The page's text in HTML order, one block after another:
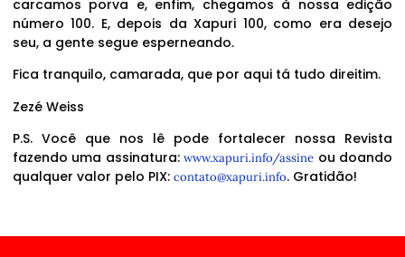
carcamos porva e, enfim, chegamos à nossa edição
número 100. E, depois da Xapuri 100, como era desejo
seu, a gente segue esperneando.
Fica tranquilo, camarada, que por aqui tá tudo direitim.
Zezé Weiss
P.S. Você que nos lê pode fortalecer nossa Revista
fazendo uma assinatura:www.xapuri.info/assine ou doando
qualquer valor pelo PIX: contato@xapuri.info. Gratidão!